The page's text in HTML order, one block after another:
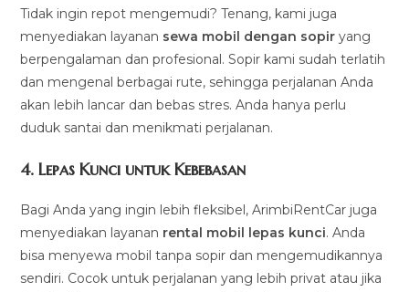
Tidak ingin repot mengemudi? Tenang, kami juga
menyediakan layanan sewa mobil dengan sopir yang
berpengalaman dan profesional. Sopir kami sudah terlatih
dan mengenal berbagai rute, sehingga perjalanan Anda
akan lebih lancar dan bebas stres. Anda hanya perlu
duduk santai dan menikmati perjalanan.
4.Lepas Kunci untuk Kebebasan
Bagi Anda yang ingin lebih fleksibel, ArimbiRentCar juga
menyediakan layanan rental mobil lepas kunci. Anda
bisa menyewa mobil tanpa sopir dan mengemudikannya
sendiri. Cocok untuk perjalanan yang lebih privat atau jika